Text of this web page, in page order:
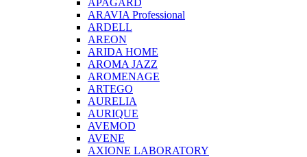
APAGARD
ARAVIA Professional
ARDELL
AREON
ARIDA HOME
AROMA JAZZ
AROMENAGE
ARTEGO
AURELIA
AURIQUE
AVEMOD
AVENE
AXIONE LABORATORY